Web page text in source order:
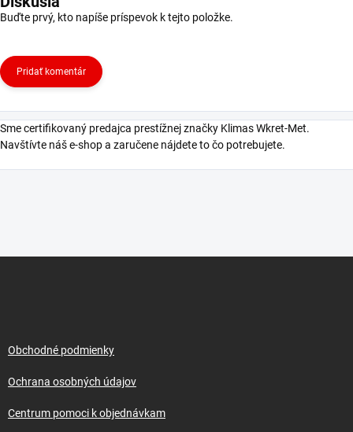
Buďte prvý, kto napíše príspevok k tejto položke.
Pridať komentár
Sme certifikovaný predajca prestížnej značky Klimas Wkret-Met.
Navštívte náš e-shop a zaručene nájdete to čo potrebujete.
Obchodné podmienky
Ochrana osobných údajov
Centrum pomoci k objednávkam